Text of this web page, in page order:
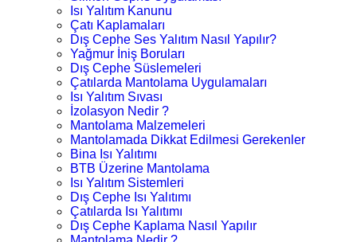
Isı Yalıtım Kanunu
Çatı Kaplamaları
Dış Cephe Ses Yalıtım Nasıl Yapılır?
Yağmur İniş Boruları
Dış Cephe Süslemeleri
Çatılarda Mantolama Uygulamaları
Isı Yalıtım Sıvası
İzolasyon Nedir ?
Mantolama Malzemeleri
Mantolamada Dikkat Edilmesi Gerekenler
Bina Isı Yalıtımı
BTB Üzerine Mantolama
Isı Yalıtım Sistemleri
Dış Cephe Isı Yalıtımı
Çatılarda Isı Yalıtımı
Dış Cephe Kaplama Nasıl Yapılır